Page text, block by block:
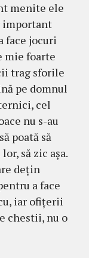
menite ele
important
face jocuri
mie foarte
trag sforile
pe domnul
cel
nu s-au
poată să
să zic așa.
dețin
a face
iar ofițerii
chestii, nu o